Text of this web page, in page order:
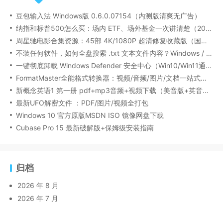
豆包输入法 Windows版 0.6.0.07154（内测版清爽无广告）
纳指和标普500怎么买：场内 ETF、场外基金一次讲清楚（2026 最新版）
周星驰电影合集资源：45部 4K/1080P 超清修复收藏版（国粤双语/中文字幕）
不装任何软件，如何全盘搜索 .txt 文本文件内容？Windows / Linux / macOS 的命令行指南
一键彻底卸载 Windows Defender 安全中心（Win10/Win11通用）
FormatMaster全能格式转换器：视频/音频/图片/文档一站式搞定
新概念英语1 第一册 pdf+mp3音频+视频下载（美音版+英音版）
最新UFO解密文件 ：PDF/图片/视频全打包
Windows 10 官方原版MSDN ISO 镜像网盘下载
Cubase Pro 15 最新破解版+保姆级安装指南
归档
2026 年 8 月
2026 年 7 月